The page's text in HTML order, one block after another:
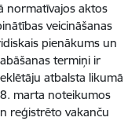
normatīvajos aktos
veicināšanas
pienākums un
termiņi ir
atbalsta likumā
marta noteikumos
reģistrēto vakanču